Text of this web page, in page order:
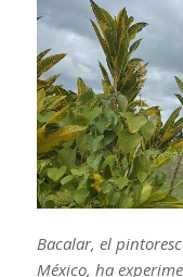
Bacalar, el
México, ha